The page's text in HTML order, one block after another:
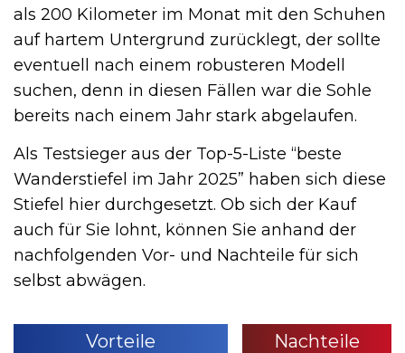
als 200 Kilometer im Monat mit den Schuhen
auf hartem Untergrund zurücklegt, der sollte
eventuell nach einem robusteren Modell
suchen, denn in diesen Fällen war die Sohle
bereits nach einem Jahr stark abgelaufen.
Als Testsieger aus der Top-5-Liste “beste
Wanderstiefel im Jahr 2025” haben sich diese
Stiefel hier durchgesetzt. Ob sich der Kauf
auch für Sie lohnt, können Sie anhand der
nachfolgenden Vor- und Nachteile für sich
selbst abwägen.
Vorteile Nachteile